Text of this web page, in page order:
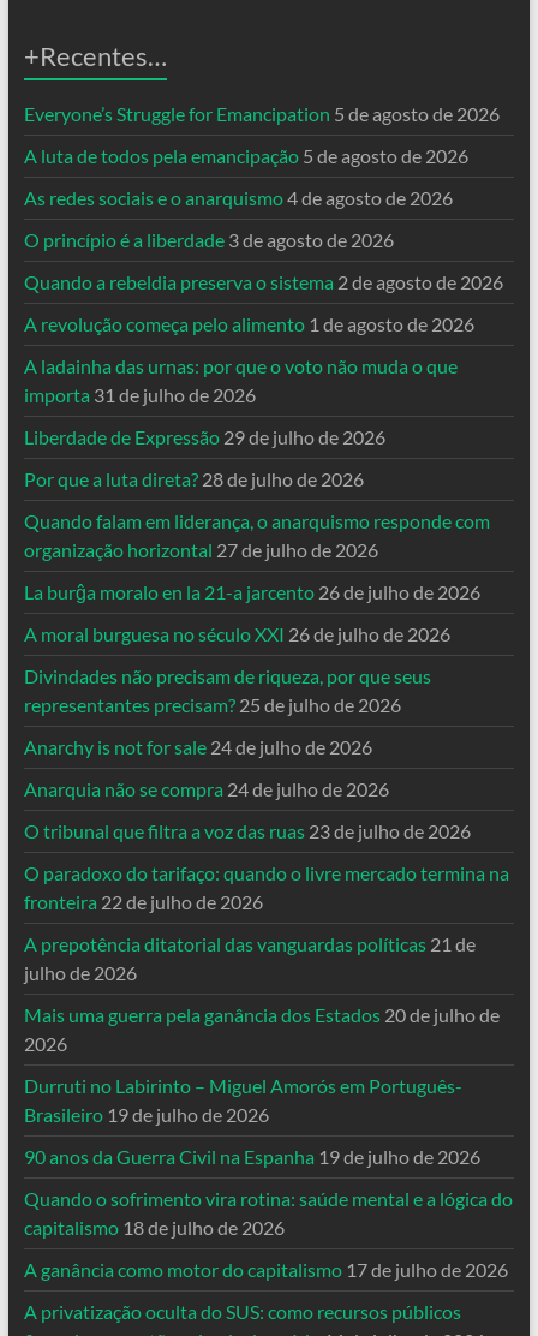
+Recentes…
Everyone’s Struggle for Emancipation 5 de agosto de 2026
A luta de todos pela emancipação 5 de agosto de 2026
As redes sociais e o anarquismo4 de agosto de 2026
O princípio é a liberdade 3 de agosto de 2026
Quando a rebeldia preserva o sistema 2 de agosto de 2026
A revolução começa pelo alimento 1 de agosto de 2026
A ladainha das urnas: por que o voto não muda o que
importa 31 de julho de 2026
Liberdade de Expressão 29 de julho de 2026
Por que a luta direta? 28 de julho de 2026
Quando falam em liderança, o anarquismo responde com
organização horizontal 27 de julho de 2026
La burĝa moralo en la 21-a jarcento 26 de julho de 2026
A moral burguesa no século XXI 26 de julho de 2026
Divindades não precisam de riqueza, por que seus
representantes precisam? 25 de julho de 2026
Anarchy is not for sale 24 de julho de 2026
Anarquia não se compra 24 de julho de 2026
O tribunal que filtra a voz das ruas 23 de julho de 2026
O paradoxo do tarifaço: quando o livre mercado termina na
fronteira 22 de julho de 2026
A prepotência ditatorial das vanguardas políticas 21 de
julho de 2026
Mais uma guerra pela ganância dos Estados 20 de julho de
2026
Durruti no Labirinto – Miguel Amorós em Português-
Brasileiro 19 de julho de 2026
90 anos da Guerra Civil na Espanha 19 de julho de 2026
Quando o sofrimento vira rotina: saúde mental e a lógica do
capitalismo 18 de julho de 2026
A ganância como motor do capitalismo 17 de julho de 2026
A privatização oculta do SUS: como recursos públicos